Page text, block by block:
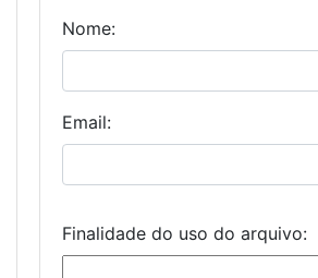
Nome:
Email:
Finalidade do uso do arquivo: